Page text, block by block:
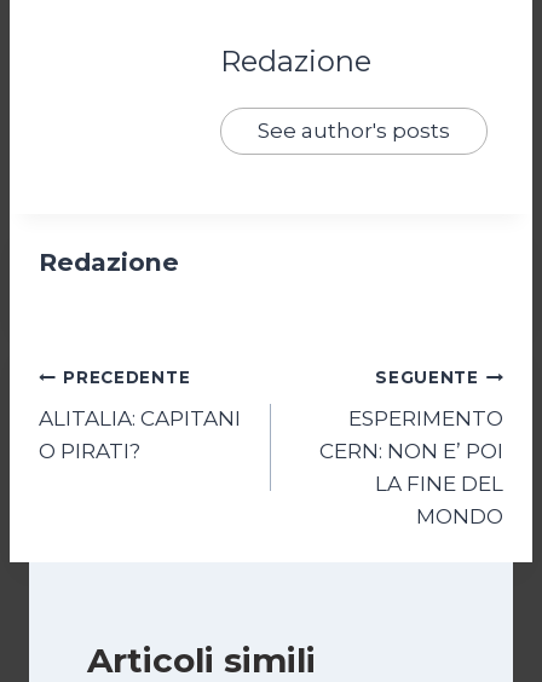
Redazione
See author's posts
Redazione
Navigazione
articoli
PRECEDENTE
ALITALIA: CAPITANI
O PIRATI?
SEGUENTE
ESPERIMENTO
CERN: NON E’ POI
LA FINE DEL
MONDO
Articoli simili